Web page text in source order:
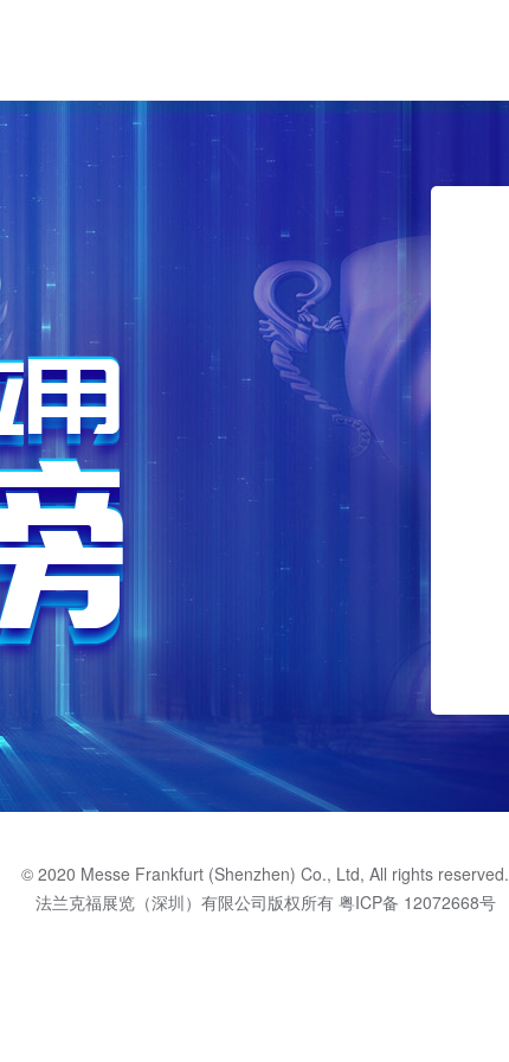
© 2020 Messe Frankfurt (Shenzhen) Co., Ltd, All rights reserved.
法兰克福展览（深圳）有限公司版权所有 粤ICP备 12072668号